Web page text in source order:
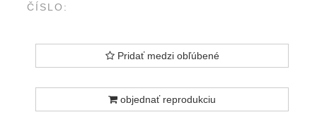
ČÍSLO:
Pridať medzi obľúbené
objednať reprodukciu